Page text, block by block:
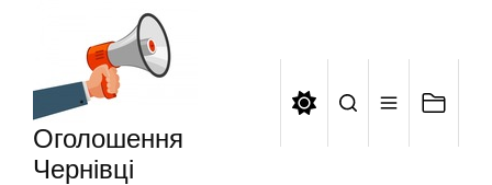
Оголошення
Чернівці